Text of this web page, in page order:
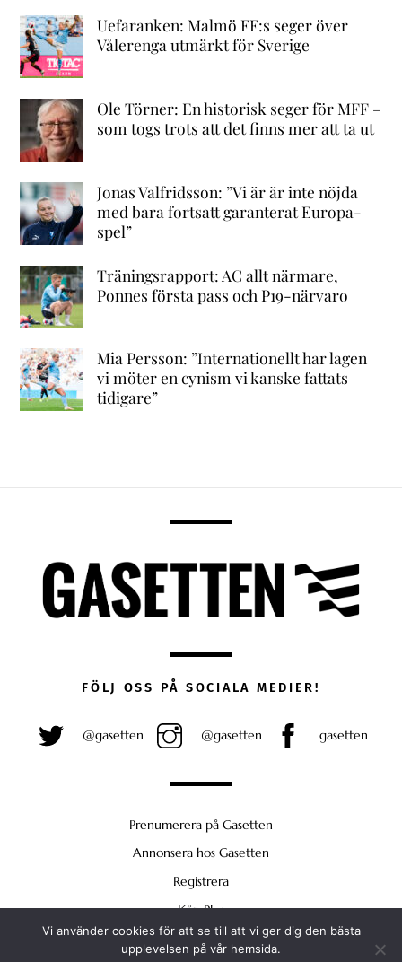
Uefaranken: Malmö FF:s seger över
Vålerenga utmärkt för Sverige
Ole Törner: En historisk seger för MFF –
som togs trots att det finns mer att ta ut
Jonas Valfridsson: ”Vi är är inte nöjda
med bara fortsatt garanterat Europa-
spel”
Träningsrapport: AC allt närmare,
Ponnes första pass och P19-närvaro
Mia Persson: ”Internationellt har lagen
vi möter en cynism vi kanske fattats
tidigare”
FÖLJ OSS PÅ SOCIALA MEDIER!
@gasetten @gasetten gasetten
Prenumerera på Gasetten
Annonsera hos Gasetten
Registrera
Köp Plus
Vi använder cookies för att se till att vi ger dig den bästa
upplevelsen på vår hemsida.